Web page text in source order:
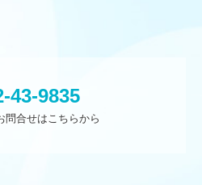
43-9835
問合せはこちらから